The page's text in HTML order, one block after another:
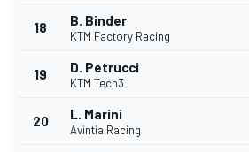
18 B. Binder
KTM Factory Racing
19 D. Petrucci
KTM Tech3
20 L. Marini
Avintia Racing